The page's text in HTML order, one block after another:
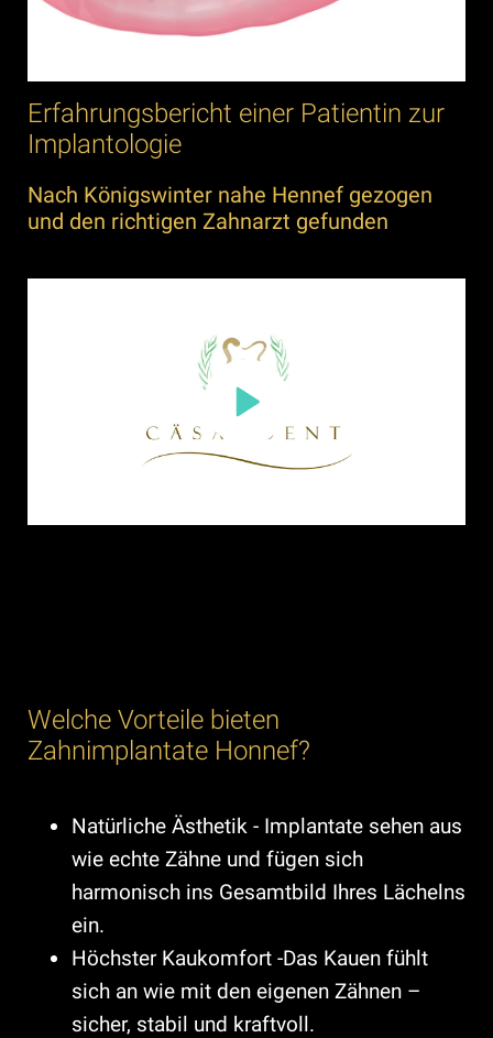
Erfahrungsbericht einer Patientin zur
Implantologie
Nach Königswinter nahe Hennef gezogen
und den richtigen Zahnarzt gefunden
Welche Vorteile bieten
Zahnimplantate Honnef?
Natürliche Ästhetik - Implantate sehen aus
wie echte Zähne und fügen sich
harmonisch ins Gesamtbild Ihres Lächelns
ein.
Höchster Kaukomfort -Das Kauen fühlt
sich an wie mit den eigenen Zähnen –
sicher, stabil und kraftvoll.